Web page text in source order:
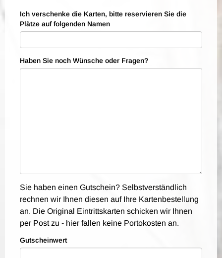
Ich verschenke die Karten, bitte reservieren Sie die
Plätze auf folgenden Namen
Haben Sie noch Wünsche oder Fragen?
Sie haben einen Gutschein? Selbstverständlich
rechnen wir Ihnen diesen auf Ihre Kartenbestellung
an. Die Original Eintrittskarten schicken wir Ihnen
per Post zu - hier fallen keine Portokosten an.
Gutscheinwert